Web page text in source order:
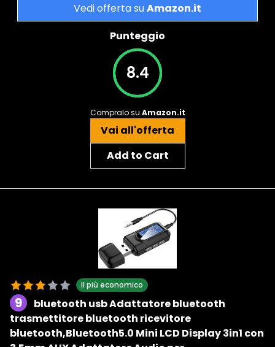
Vedi offerta suAmazon.it
Punteggio
8.4
Compralo su Amazon.it
Vai all'offerta
Add to Cart
Il più economico
9
bluetooth usb Adattatore bluetooth
trasmettitore bluetooth ricevitore
bluetooth,Bluetooth5.0 Mini LCD Display 3in1 con